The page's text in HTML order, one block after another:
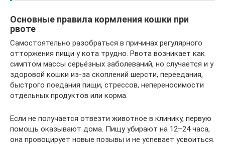
Основные правила кормления кошки при
рвоте
Самостоятельно разобраться в причинах регулярного
отторжения пищи у кота трудно. Рвота возникает как
симптом массы серьёзных заболеваний, но случается и у
здоровой кошки из-за скоплений шерсти, переедания,
быстрого поедания пищи, стрессов, непереносимости
отдельных продуктов или корма.
Если не получается отвезти животное в клинику, первую
помощь оказывают дома. Пищу убирают на 12–24 часа,
она провоцирует новые позывы и не успевает усвоиться.